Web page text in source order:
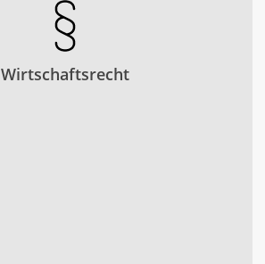
Wirtschaftsrecht